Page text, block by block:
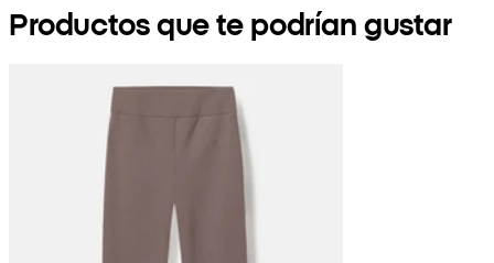
Productos que te podrían gustar